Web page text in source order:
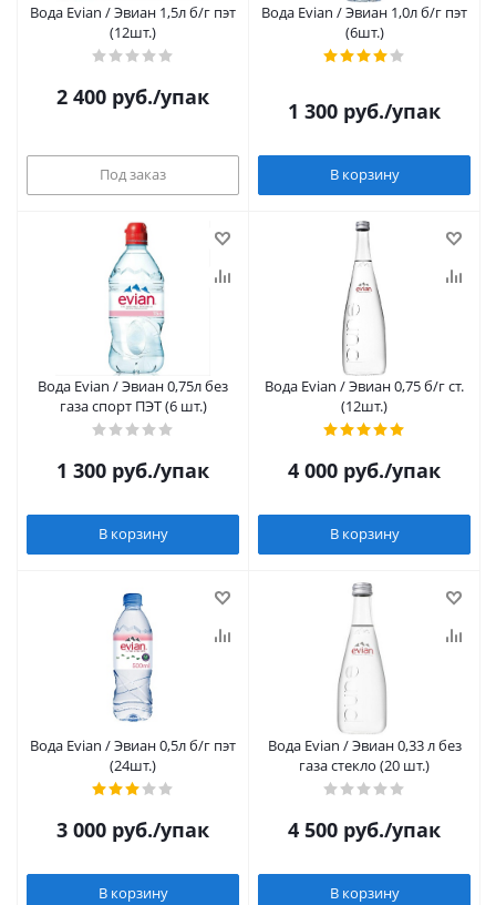
Вода Evian / Эвиан 1,5л б/г пэт
(12шт.)
2 400 руб./упак
Под заказ
Вода Evian / Эвиан 1,0л б/г пэт
(6шт.)
1 300 руб./упак
В корзину
Вода Evian / Эвиан 0,75л без
газа спорт ПЭТ (6 шт.)
1 300 руб./упак
В корзину
Вода Evian / Эвиан 0,75 б/г ст.
(12шт.)
4 000 руб./упак
В корзину
Вода Evian / Эвиан 0,5л б/г пэт
(24шт.)
3 000 руб./упак
В корзину
Вода Evian / Эвиан 0,33 л без
газа стекло (20 шт.)
4 500 руб./упак
В корзину